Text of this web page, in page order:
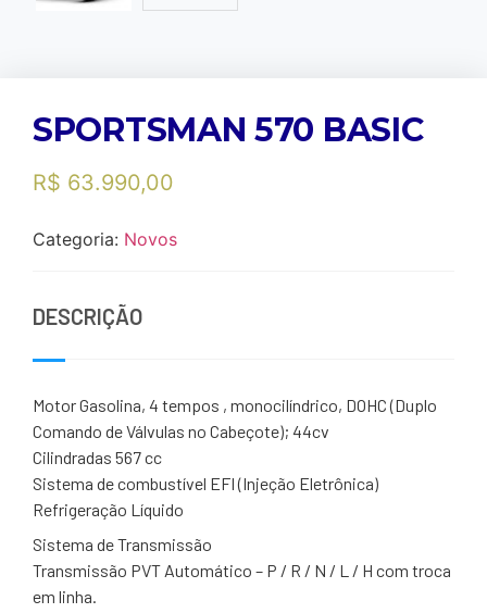
SPORTSMAN 570 BASIC
R$ 63.990,00
Categoria: Novos
DESCRIÇÃO
Motor Gasolina, 4 tempos , monocilíndrico, DOHC (Duplo
Comando de Válvulas no Cabeçote); 44cv
Cilindradas 567 cc
Sistema de combustível EFI (Injeção Eletrônica)
Refrigeração Líquido
Sistema de Transmissão
Transmissão PVT Automático – P / R / N / L / H com troca
em linha.